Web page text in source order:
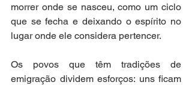
morrer onde se nasceu, como um ciclo
que se fecha e deixando o espírito no
lugar onde ele considera pertencer.
Os povos que têm tradições de
emigração dividem esforços: uns ficam